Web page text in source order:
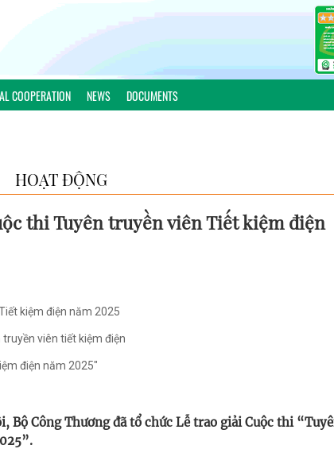
COOPERATION NEWS DOCUMENTS
HOẠT ĐỘNG
thi Tuyên truyền viên Tiết kiệm điện
kiệm điện năm 2025
viên tiết kiệm điện
điện năm 2025"
Bộ Công Thương đã tổ chức Lễ trao giải Cuộc thi